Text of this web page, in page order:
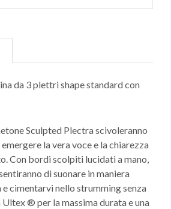
da 3 plettri shape standard con
Sculpted Plectra scivoleranno
la vera voce e la chiarezza
Con bordi scolpiti lucidati a mano,
di suonare in maniera
cimentarvi nello strumming senza
® per la massima durata e una